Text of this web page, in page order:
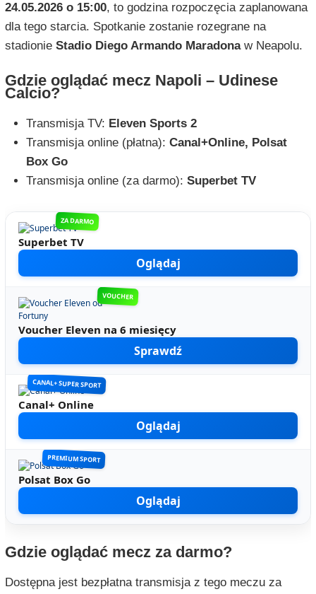
24.05.2026 o 15:00, to godzina rozpoczęcia zaplanowana
dla tego starcia. Spotkanie zostanie rozegrane na
stadionie Stadio Diego Armando Maradonaw Neapolu.
Gdzie oglądać mecz Napoli – Udinese
Calcio?
Transmisja TV: Eleven Sports 2
Transmisja online (płatna): Canal+Online, Polsat
Box Go
Transmisja online (za darmo): Superbet TV
ZA DARMO
Superbet TV
Oglądaj
VOUCHER
Voucher Eleven na 6 miesięcy
Sprawdź
CANAL+ SUPER SPORT
Canal+ Online
Oglądaj
PREMIUM SPORT
Polsat Box Go
Oglądaj
Gdzie oglądać mecz za darmo?
Dostępna jest bezpłatna transmisja z tego meczu za